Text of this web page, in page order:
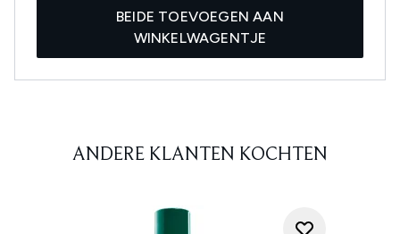
BEIDE TOEVOEGEN AAN
WINKELWAGENTJE
ANDERE KLANTEN KOCHTEN